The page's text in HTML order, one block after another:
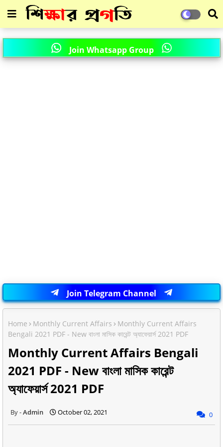
Join Whatsapp Group
Join Telegram Channel
Home Monthly Current Affairs
Monthly Current Affairs
Bengali 2021 PDF - New বাংলা মাসিক কারেন্ট অ্যাফেয়ার্স 2021 PDF
Monthly Current Affairs Bengali
2021 PDF - New বাংলা মাসিক কারেন্ট
অ্যাফেয়ার্স 2021 PDF
Admin October 02, 2021 0